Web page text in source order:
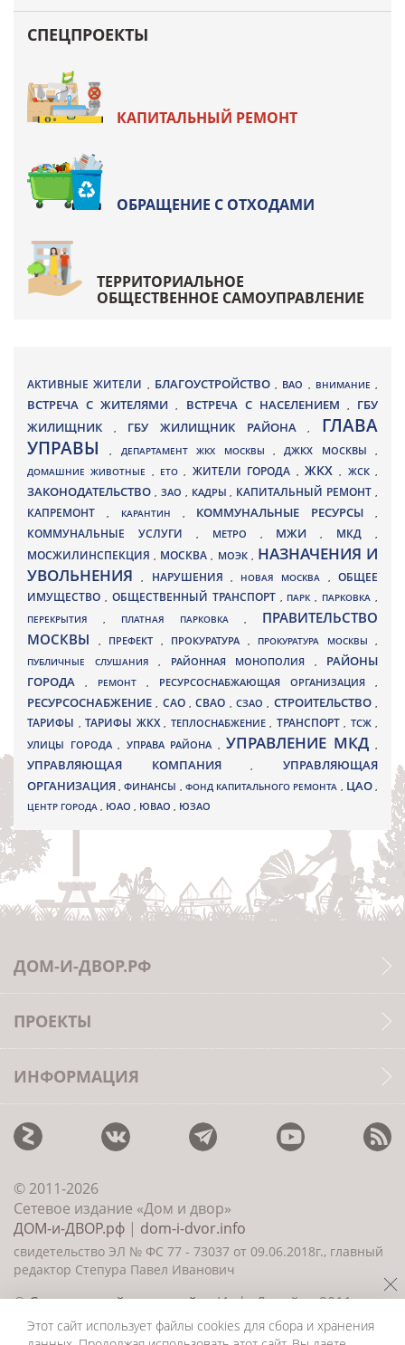
СПЕЦПРОЕКТЫ
КАПИТАЛЬНЫЙ РЕМОНТ
ОБРАЩЕНИЕ С ОТХОДАМИ
ТЕРРИТОРИАЛЬНОЕ
ОБЩЕСТВЕННОЕ САМОУПРАВЛЕНИЕ
АКТИВНЫЕ ЖИТЕЛИ , БЛАГОУСТРОЙСТВО , ВАО , ВНИМАНИЕ ,
ВСТРЕЧА С ЖИТЕЛЯМИ, ВСТРЕЧА С НАСЕЛЕНИЕМ , ГБУ
ЖИЛИЩНИК
, ГБУ ЖИЛИЩНИК РАЙОНА, ГЛАВА
УПРАВЫ, ДЕПАРТАМЕНТ ЖКХ МОСКВЫ ,ДЖКХ МОСКВЫ ,
ДОМАШНИЕ ЖИВОТНЫЕ , ЕТО, ЖИТЕЛИ ГОРОДА , ЖКХ, ЖСК,
ЗАКОНОДАТЕЛЬСТВО , ЗАО , КАДРЫ, КАПИТАЛЬНЫЙ РЕМОНТ ,
КАПРЕМОНТ , КАРАНТИН , КОММУНАЛЬНЫЕ РЕСУРСЫ,
КОММУНАЛЬНЫЕ УСЛУГИ , МЕТРО , МЖИ, МКД ,
МОСЖИЛИНСПЕКЦИЯ, МОСКВА , МОЭК , НАЗНАЧЕНИЯ И
УВОЛЬНЕНИЯ, НАРУШЕНИЯ , НОВАЯ МОСКВА ,ОБЩЕЕ
ИМУЩЕСТВО , ОБЩЕСТВЕННЫЙ ТРАНСПОРТ , ПАРК, ПАРКОВКА ,
ПЕРЕКРЫТИЯ , ПЛАТНАЯ ПАРКОВКА , ПРАВИТЕЛЬСТВО
МОСКВЫ
, ПРЕФЕКТ , ПРОКУРАТУРА , ПРОКУРАТУРА МОСКВЫ ,
ПУБЛИЧНЫЕ СЛУШАНИЯ , РАЙОННАЯ МОНОПОЛИЯ , РАЙОНЫ
ГОРОДА
, РЕМОНТ , РЕСУРСОСНАБЖАЮЩАЯ ОРГАНИЗАЦИЯ ,
РЕСУРСОСНАБЖЕНИЕ, САО,СВАО ,СЗАО, СТРОИТЕЛЬСТВО,
ТАРИФЫ , ТАРИФЫ ЖКХ , ТЕПЛОСНАБЖЕНИЕ , ТРАНСПОРТ , ТСЖ ,
УЛИЦЫ ГОРОДА , УПРАВА РАЙОНА , УПРАВЛЕНИЕ МКД ,
УПРАВЛЯЮЩАЯ КОМПАНИЯ,УПРАВЛЯЮЩАЯ
ОРГАНИЗАЦИЯ,ФИНАНСЫ , ФОНД КАПИТАЛЬНОГО РЕМОНТА , ЦАО,
ЦЕНТР ГОРОДА , ЮАО , ЮВАО , ЮЗАО
ДОМ-И-ДВОР.РФ
ПРОЕКТЫ
ИНФОРМАЦИЯ
© 2011-2026
Сетевое издание «Дом и двор»
ДОМ-и-ДВОР.рф | dom-i-dvor.info
свидетельство ЭЛ № ФС 77 - 73037 от 09.06.2018г., главный
редактор Степура Павел Иванович
©Создание сайта и дизайн«ИнфоДизайн» 2011—
2026
Этот сайт использует файлы cookies для сбора и хранения